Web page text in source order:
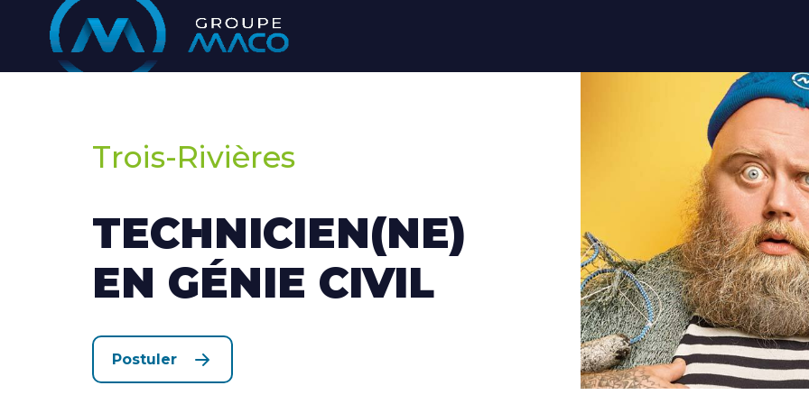
Trois-Rivières
TECHNICIEN(NE)
EN GÉNIE CIVIL
Postuler